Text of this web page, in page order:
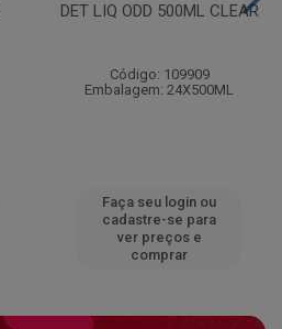
DET LIQ ODD 500ML CLEAR
Código: 109909
Embalagem: 24X500ML
Faça seu login ou
cadastre-se para
ver preços e
comprar